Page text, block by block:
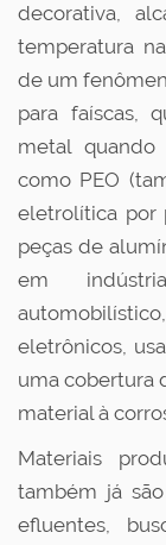
decorativa,
temperatura
de um
para faíscas,
metal quando
como PEO
eletrolítica por
peças de
em
eletrônicos,
uma cobertura
material à
Materiais
também já
efluentes,